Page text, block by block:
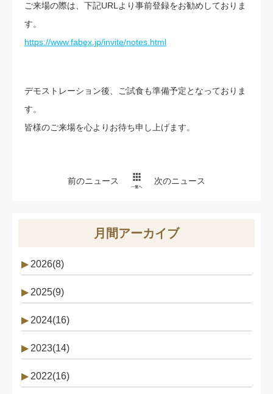
ご来場の際は、下記URLより事前登録をお勧めしておりま
す。
https://www.fabex.jp/invite/notes.html
デモストレーション後、ご試食も準備予定となっておりま
す。
皆様のご来場を心よりお待ち申し上げます。
前のニュース 次のニュース
月間アーカイブ
2026(8)
2025(9)
2024(16)
2023(14)
2022(16)